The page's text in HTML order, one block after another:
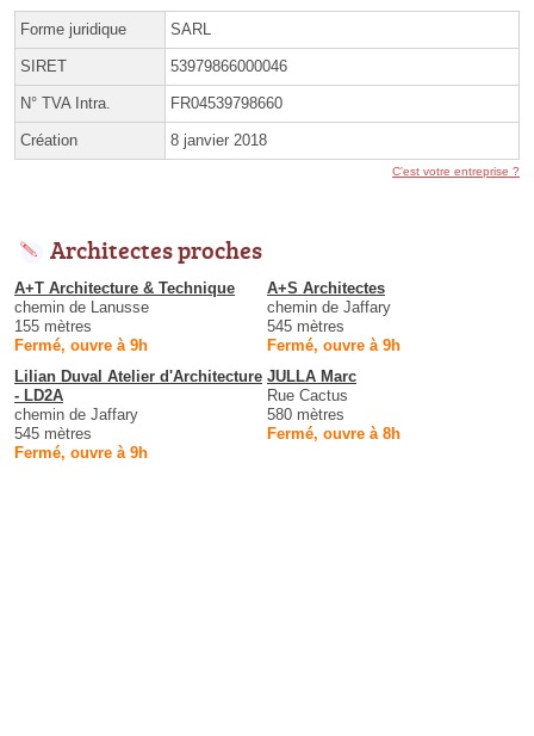
Forme juridique SARL
SIRET 53979866000046
N° TVA Intra. FR04539798660
Création 8 janvier 2018
C'est votre entreprise ?
Architectes proches
A+T Architecture & Technique
chemin de Lanusse
155 mètres
Fermé, ouvre à 9h
A+S Architectes
chemin de Jaffary
545 mètres
Fermé, ouvre à 9h
Lilian Duval Atelier d'Architecture
- LD2A
chemin de Jaffary
545 mètres
Fermé, ouvre à 9h
JULLA Marc
Rue Cactus
580 mètres
Fermé, ouvre à 8h